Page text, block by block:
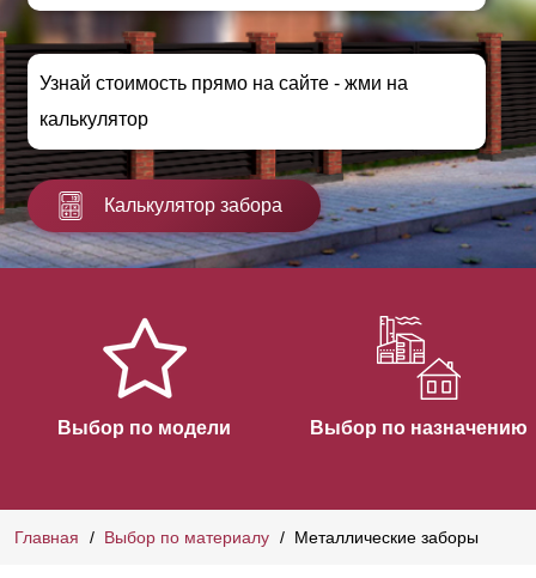
Узнай стоимость прямо на сайте - жми на
калькулятор
Калькулятор забора
Выбор по модели Выбор по назначению
Главная Выбор по материалу Металлические заборы